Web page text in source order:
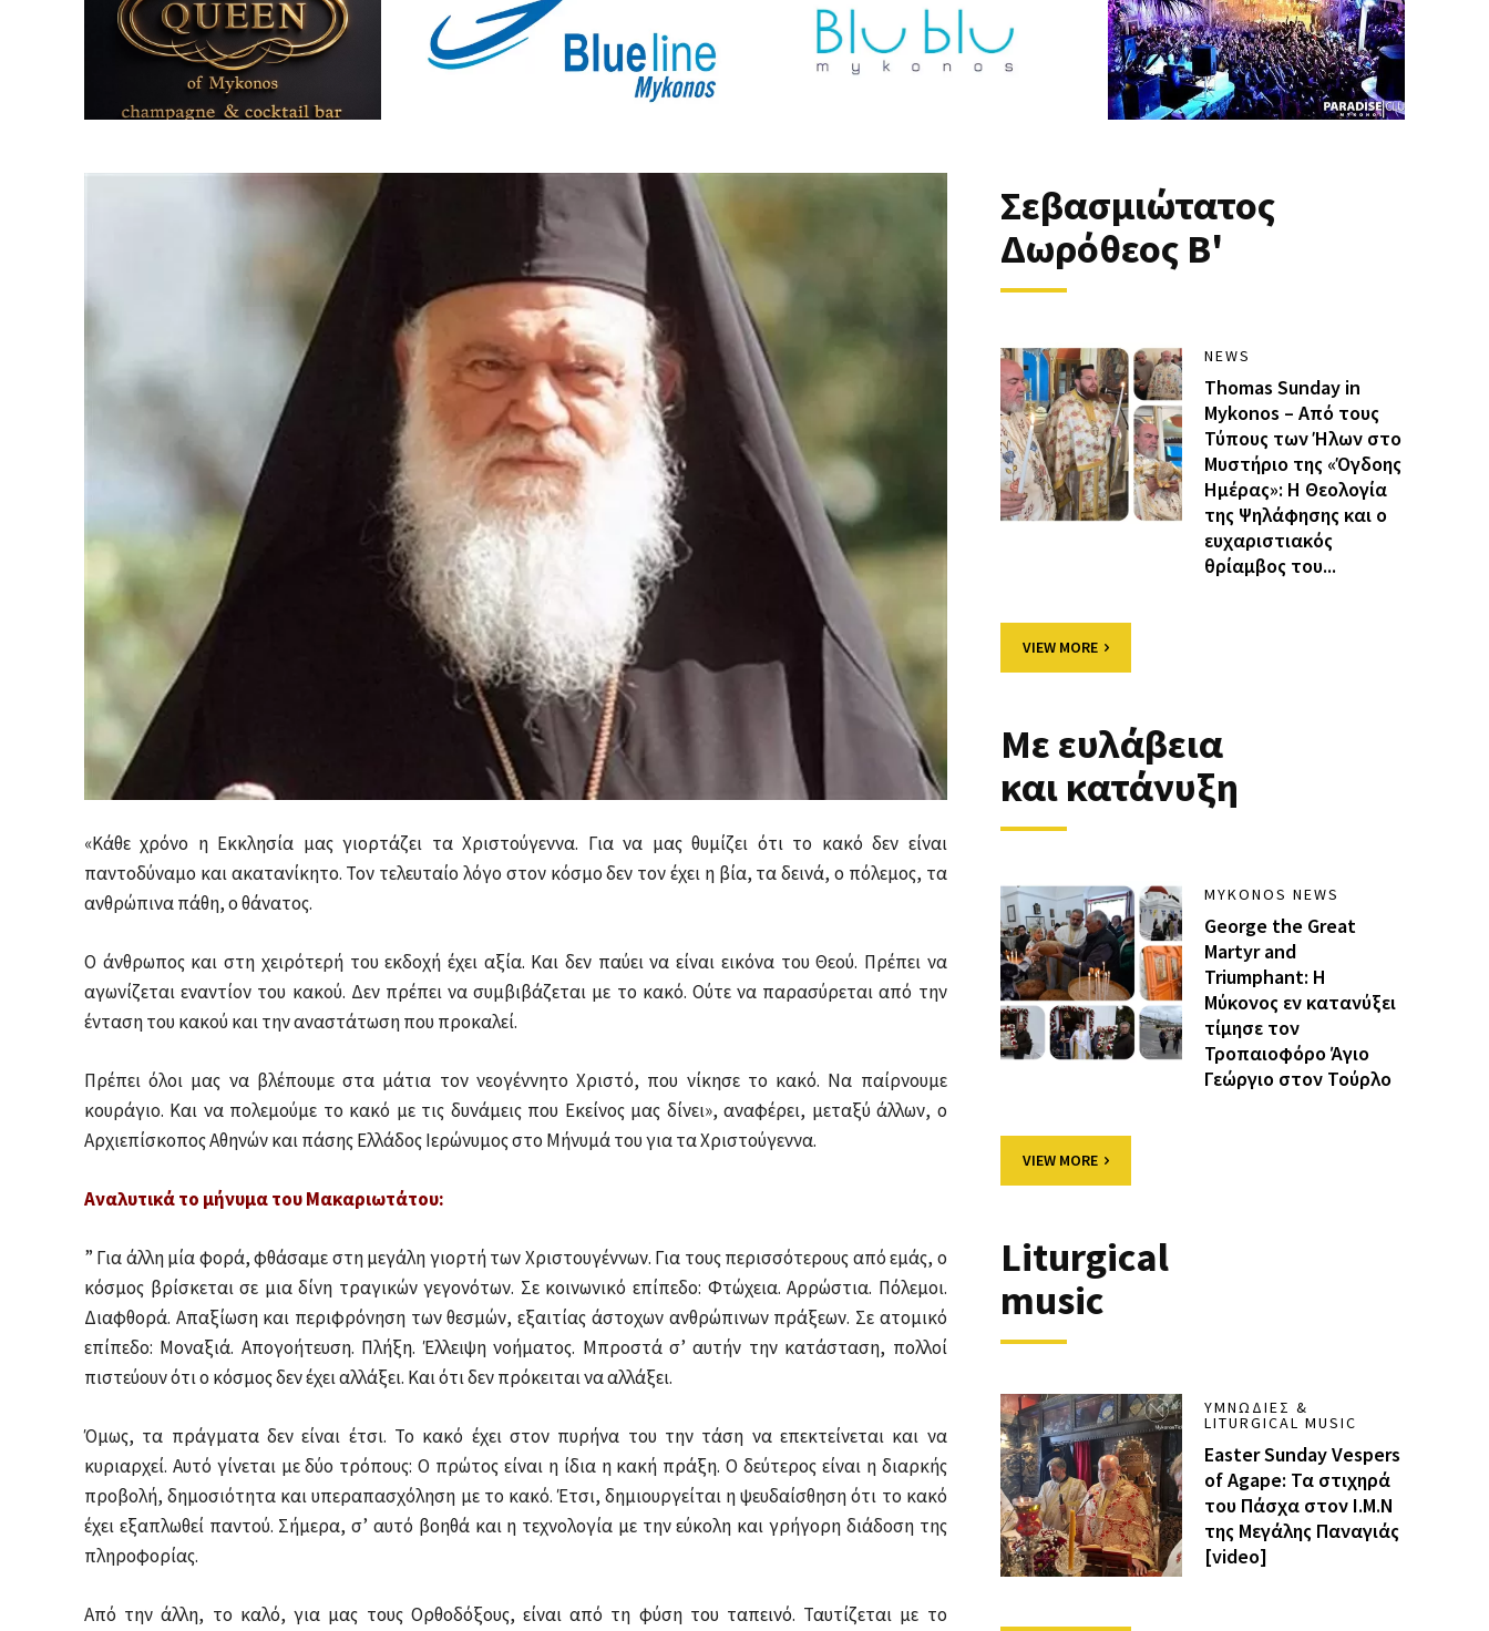
«Κάθε χρόνο η Εκκλησία μας γιορτάζει τα Χριστούγεννα. Για να μας θυμίζει ότι το κακό δεν είναι
παντοδύναμο και ακατανίκητο. Τον τελευταίο λόγο στον κόσμο δεν τον έχει η βία, τα δεινά, ο πόλεμος, τα
ανθρώπινα πάθη, ο θάνατος.
Ο άνθρωπος και στη χειρότερή του εκδοχή έχει αξία. Και δεν παύει να είναι εικόνα του Θεού. Πρέπει να
αγωνίζεται εναντίον του κακού. Δεν πρέπει να συμβιβάζεται με το κακό. Ούτε να παρασύρεται από την
ένταση του κακού και την αναστάτωση που προκαλεί.
Πρέπει όλοι μας να βλέπουμε στα μάτια τον νεογέννητο Χριστό, που νίκησε το κακό. Να παίρνουμε
κουράγιο. Και να πολεμούμε το κακό με τις δυνάμεις που Εκείνος μας δίνει», αναφέρει, μεταξύ άλλων, ο
Αρχιεπίσκοπος Αθηνών και πάσης Ελλάδος Ιερώνυμος στο Μήνυμά του για τα Χριστούγεννα.
Αναλυτικά το μήνυμα του Μακαριωτάτου:
” Για άλλη μία φορά, φθάσαμε στη μεγάλη γιορτή των Χριστουγέννων. Για τους περισσότερους από εμάς, ο
κόσμος βρίσκεται σε μια δίνη τραγικών γεγονότων. Σε κοινωνικό επίπεδο: Φτώχεια. Αρρώστια. Πόλεμοι.
Διαφθορά. Απαξίωση και περιφρόνηση των θεσμών, εξαιτίας άστοχων ανθρώπινων πράξεων. Σε ατομικό
επίπεδο: Μοναξιά. Απογοήτευση. Πλήξη. Έλλειψη νοήματος. Μπροστά σ’ αυτήν την κατάσταση, πολλοί
πιστεύουν ότι ο κόσμος δεν έχει αλλάξει. Και ότι δεν πρόκειται να αλλάξει.
Όμως, τα πράγματα δεν είναι έτσι. Το κακό έχει στον πυρήνα του την τάση να επεκτείνεται και να
κυριαρχεί. Αυτό γίνεται με δύο τρόπους: Ο πρώτος είναι η ίδια η κακή πράξη. Ο δεύτερος είναι η διαρκής
προβολή, δημοσιότητα και υπεραπασχόληση με το κακό. Έτσι, δημιουργείται η ψευδαίσθηση ότι το κακό
έχει εξαπλωθεί παντού. Σήμερα, σ’ αυτό βοηθά και η τεχνολογία με την εύκολη και γρήγορη διάδοση της
πληροφορίας.
Από την άλλη, το καλό, για μας τους Ορθοδόξους, είναι από τη φύση του ταπεινό. Ταυτίζεται με το
Σεβασμιώτατος
Δωρόθεος Β'
NEWS
Thomas Sunday in
Mykonos – Από τους
Τύπους των Ήλων στο
Μυστήριο της «Όγδοης
Ημέρας»: Η Θεολογία
της Ψηλάφησης και ο
ευχαριστιακός
θρίαμβος του...
VIEW MORE
Με ευλάβεια
και κατάνυξη
MYKONOS NEWS
George the Great
Martyr and
Triumphant: Η
Μύκονος εν κατανύξει
τίμησε τον
Τροπαιοφόρο Άγιο
Γεώργιο στον Τούρλο
VIEW MORE
Liturgical
music
ΥΜΝΩΔΊΕΣ &
LITURGICAL MUSIC
Easter Sunday Vespers
of Agape: Τα στιχηρά
του Πάσχα στον Ι.Μ.Ν
της Μεγάλης Παναγιάς
[video]